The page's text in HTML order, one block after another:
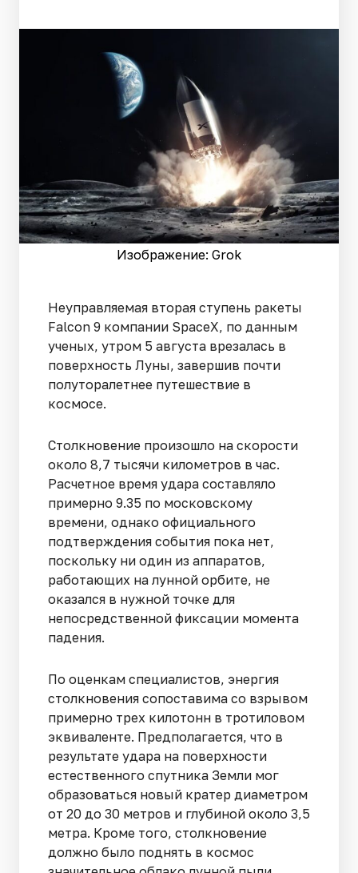
Изображение: Grok
Неуправляемая вторая ступень ракеты
Falcon 9 компании SpaceX, по данным
ученых, утром 5 августа врезалась в
поверхность Луны, завершив почти
полуторалетнее путешествие в
космосе.
Столкновение произошло на скорости
около 8,7 тысячи километров в час.
Расчетное время удара составляло
примерно 9.35 по московскому
времени, однако официального
подтверждения события пока нет,
поскольку ни один из аппаратов,
работающих на лунной орбите, не
оказался в нужной точке для
непосредственной фиксации момента
падения.
По оценкам специалистов, энергия
столкновения сопоставима со взрывом
примерно трех килотонн в тротиловом
эквиваленте. Предполагается, что в
результате удара на поверхности
естественного спутника Земли мог
образоваться новый кратер диаметром
от 20 до 30 метров и глубиной около 3,5
метра. Кроме того, столкновение
должно было поднять в космос